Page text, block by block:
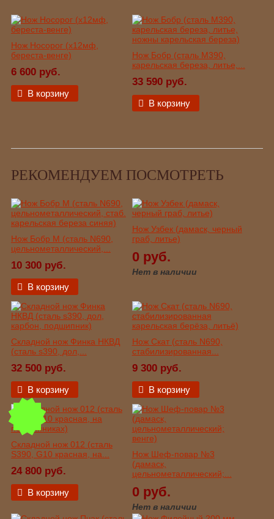
Нож Носорог (х12мф,
береста-венге)
6 600 руб.
В корзину
Нож Бобр (сталь М390,
карельская береза, литье,...
33 590 руб.
В корзину
РЕКОМЕНДУЕМ ПОСМОТРЕТЬ
Нож Бобр М (сталь N690,
цельнометаллический,...
10 300 руб.
В корзину
Нож Узбек (дамаск, черный
граб, литье)
0 руб.
Нет в наличии
Складной нож Финка НКВД
(сталь s390, дол,...
32 500 руб.
В корзину
Нож Скат (сталь N690,
стабилизированная...
9 300 руб.
В корзину
Складной нож 012 (сталь
S390, G10 красная, на...
24 800 руб.
В корзину
Нож Шеф-повар №3
(дамаск,
цельнометаллический;...
0 руб.
Нет в наличии